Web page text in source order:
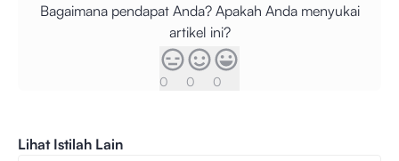
Bagaimana pendapat Anda? Apakah Anda menyukai
artikel ini?
0 0 0
Lihat Istilah Lain